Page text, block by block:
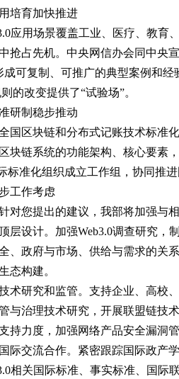
培育加快推进
应用场景覆盖工业、医疗、教育
抢占先机。中央网信办会同中央
成可复制、可推广的典型案例和
的改变提供了“试验场”。
研制稳步推动
国区块链和分布式记账技术标准
块链系统的功能架构、核心要素
标准化组织成立工作组，协同推
工作考虑
对您提出的建议，我部将加强与
层设计。加强Web3.0调查研究，
、政府与市场、供给与需求的关
态构建。
术研究和监管。支持企业、高校
与治理技术研究，开展联盟链技
持力度，加强网络产品安全漏洞
际交流合作。紧密跟踪国际政产
相关国际标准、事实标准、国